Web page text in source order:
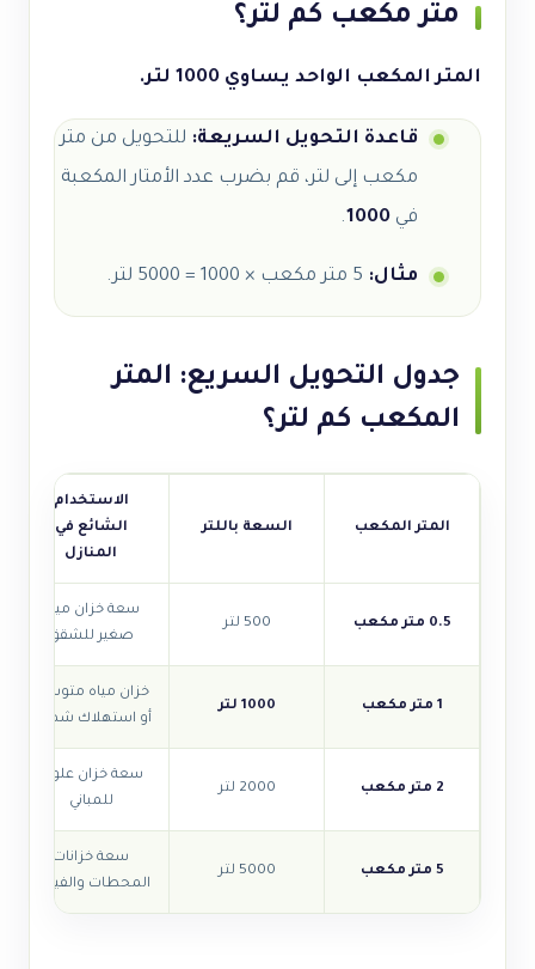
متر مكعب كم لتر؟
المتر المكعب الواحد يساوي 1000 لتر.
قاعدة التحويل السريعة: للتحويل من متر
مكعب إلى لتر، قم بضرب عدد الأمتار المكعبة
في 1000
.
مثال:
جدول التحويل السريع: المتر
المكعب كم لتر؟
المتر المكعب السعة باللتر
الاستخدام
الشائع في
المنازل
0.5 متر مكعب 500 لتر
سعة خزان مياه
صغير للشقق
1 متر مكعب 1000 لتر
خزان مياه متوسط
أو استهلاك شهري
2 متر مكعب 2000 لتر
سعة خزان علوي
للمباني
5 متر مكعب 5000 لتر
سعة خزانات
المحطات والفيلات